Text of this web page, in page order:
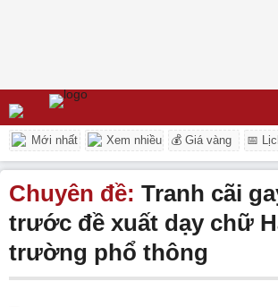
Mới nhất Xem nhiều 💰 Giá vàng 📅
Chuyên đề: Tranh cãi
trước đề xuất dạy chữ
trường phổ thông